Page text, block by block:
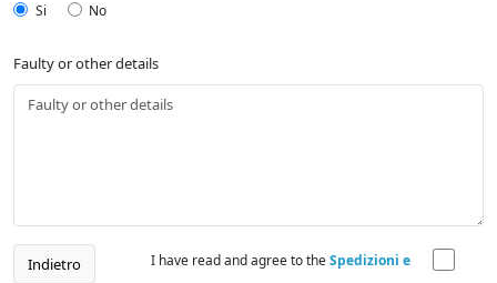
Si No
Faulty or other details
Indietro I have read and agree to theSpedizioni e